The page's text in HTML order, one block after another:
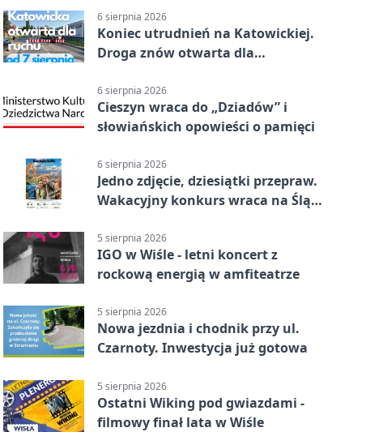
6 sierpnia 2026
Koniec utrudnień na Katowickiej.
Droga znów otwarta dla
6 sierpnia 2026
Cieszyn wraca do „Dziadów” i
słowiańskich opowieści o pamięci
6 sierpnia 2026
Jedno zdjęcie, dziesiątki przepraw.
Wakacyjny konkurs wraca na Śląsk
5 sierpnia 2026
IGO w Wiśle - letni koncert z
rockową energią w amfiteatrze
5 sierpnia 2026
Nowa jezdnia i chodnik przy ul.
Czarnoty. Inwestycja już gotowa
5 sierpnia 2026
Ostatni Wiking pod gwiazdami -
filmowy finał lata w Wiśle